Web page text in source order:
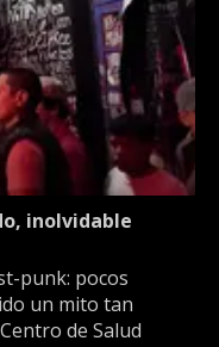
inolvidable
punk: pocos
un mito tan
de Salud